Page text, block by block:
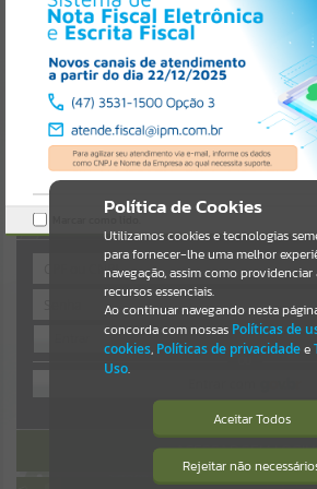
Resultados para""
Portais
Por favor, aguarde...
NOTÍCIAS
Por favor, aguarde...
SUBPORTAIS
Por favor, aguarde...
Por favor, aguarde...
AUTOATENDIMENTO
ACESSAR SEM LOGIN
Política de Cookies
Utilizamos cookies e tecnologias
para fornecer-lhe uma melhor
navegação, assim como providenciar
recursos essenciais.
Ao continuar navegando nesta
concorda com nossas Políticas de
cookies, Políticas de privacidadee
Uso.
Aceitar Todos
Rejeitar não
Isto significa que diversos recursos
https://guaiba.atende.net/https:/
citacoes-e-
contratos/static/bundle/
Verificar Mais Detalhes